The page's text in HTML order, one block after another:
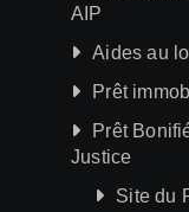
AIP
Aides au
Prêt
Prêt
Justice
Site du